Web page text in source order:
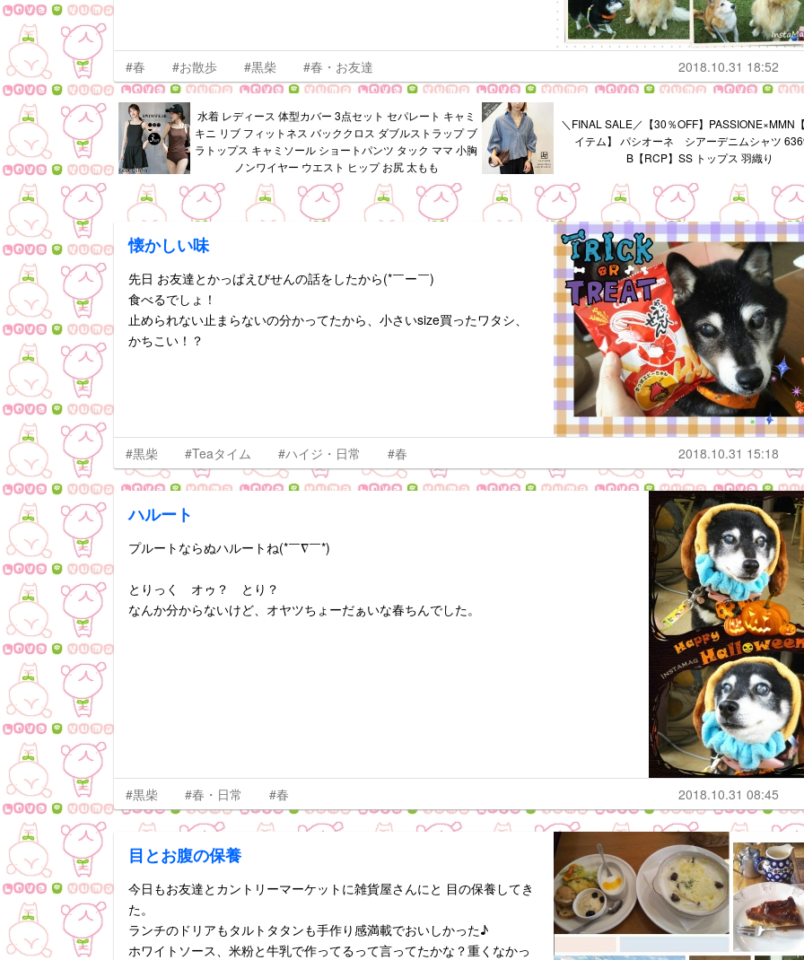
#春 #お散歩 #黒柴 #春・お友達 2018.10.31 18:52
水着 レディース 体型カバー 3点セット セパレート キャミ
キニ リブ フィットネス バッククロス ダブルストラップ ブ
ラトップス キャミソール ショートパンツ タック ママ 小胸
ノンワイヤー ウエスト ヒップ お尻 太もも
＼FINAL SALE／【30％OFF】PASSIONE×MMN
イテム】 パシオーネ シアーデニムシャツ
B【RCP】SS トップス 羽織り
懐かしい味
先日 お友達とかっぱえびせんの話をしたから(*￣ー￣)
食べるでしょ！
止められない止まらないの分かってたから、小さいsize買ったワタシ、
かちこい！？
#黒柴 #Teaタイム #ハイジ・日常 #春 2018.10.31 15:18
ハルート
プルートならぬハルートね(*￣∇￣*)
とりっく オゥ？ とり？
なんか分からないけど、オヤツちょーだぁいな春ちんでした。
#黒柴 #春・日常 #春 2018.10.31 08:45
目とお腹の保養
今日もお友達とカントリーマーケットに雑貨屋さんにと 目の保養してき
た。
ランチのドリアもタルトタタンも手作り感満載でおいしかった♪
ホワイトソース、米粉と牛乳で作ってるって言ってたかな？重くなかっ